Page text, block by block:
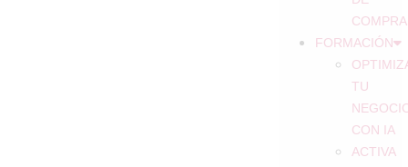
FORMACIÓN
TU
CON IA
ACTIVA